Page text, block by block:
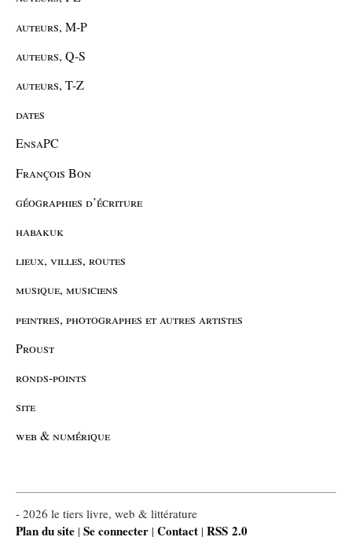
auteurs, M-P
auteurs, Q-S
auteurs, T-Z
dates
EnsaPC
François Bon
géographies d’écriture
habakuk
lieux, villes, routes
musique, musiciens
peintres, photographes et autres artistes
Proust
ronds-points
site
web & numérique
- 2026 le tiers livre, web & littérature
Plan du site | Se connecter | Contact | RSS 2.0